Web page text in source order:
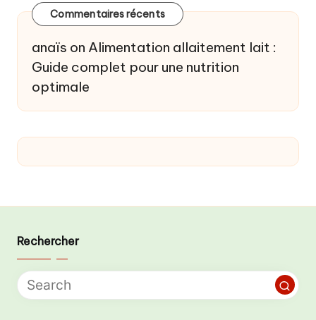
Commentaires récents
anaïs on Alimentation allaitement lait :
Guide complet pour une nutrition
optimale
Rechercher